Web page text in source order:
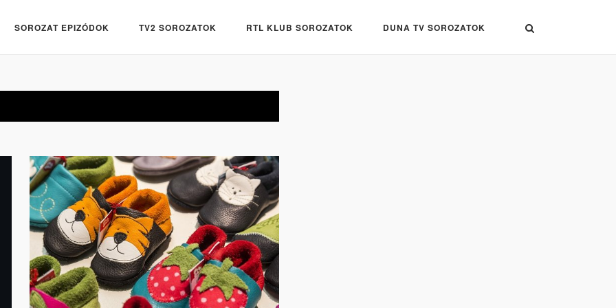
SOROZAT EPIZÓDOK TV2 SOROZATOK RTL KLUB SOROZATOK DUNA TV SOROZATOK